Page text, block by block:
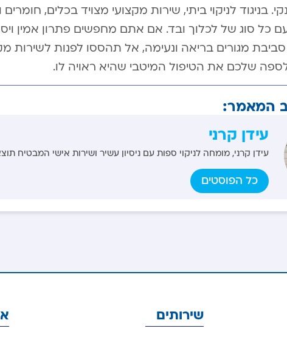
בניגוד לניקוי ביתי, שירות מקצועי מצויד בכלים, חומרים
כל סוג של לכלוך ובד. אם אתם מחפשים פתרון אמין
מגורים בריאה ונעימה, אל תהססו לפנות לשירות
לספה שלכם את הטיפול המיטבי שהיא ראויה לו.
המאמר:
עידן קרני
עידן קרני, מומחה לניקוי ספות עם ניסיון עשיר ושירות אישי המבטיח
כל הפוסטים
שירותים